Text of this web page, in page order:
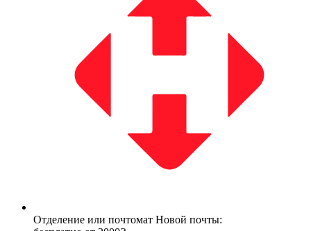
Отделение или почтомат Новой почты: